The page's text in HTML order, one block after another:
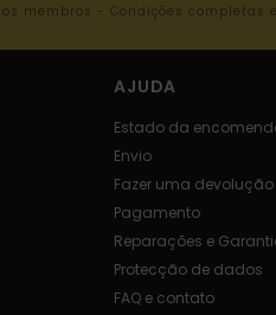
membros - Condições
AJUDA
Estado da
Envio
Fazer uma devolução
Pagamento
Reparações e
Protecção de dados
FAQ e contato